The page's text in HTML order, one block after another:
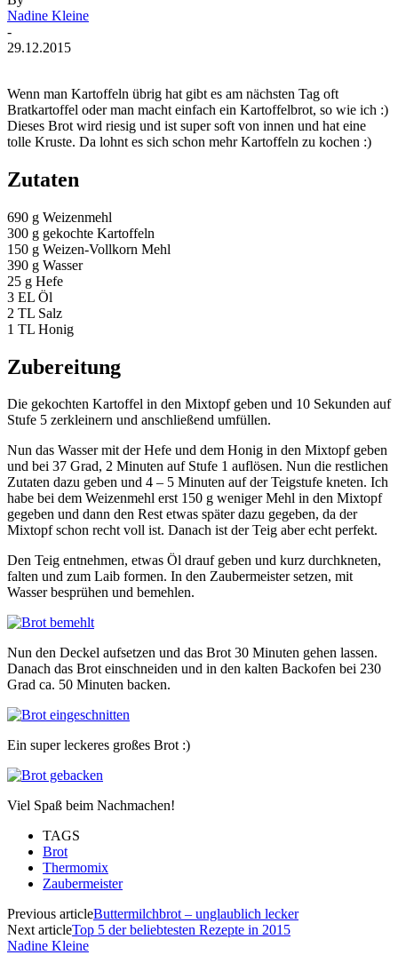
Nadine Kleine
-
29.12.2015
Wenn man Kartoffeln übrig hat gibt es am nächsten Tag oft
Bratkartoffel oder man macht einfach ein Kartoffelbrot, so wie ich :)
Dieses Brot wird riesig und ist super soft von innen und hat eine
tolle Kruste. Da lohnt es sich schon mehr Kartoffeln zu kochen :)
Zutaten
690 g Weizenmehl
300 g gekochte Kartoffeln
150 g Weizen-Vollkorn Mehl
390 g Wasser
25 g Hefe
3 EL Öl
2 TL Salz
1 TL Honig
Zubereitung
Die gekochten Kartoffel in den Mixtopf geben und 10 Sekunden auf
Stufe 5 zerkleinern und anschließend umfüllen.
Nun das Wasser mit der Hefe und dem Honig in den Mixtopf geben
und bei 37 Grad, 2 Minuten auf Stufe 1 auflösen. Nun die restlichen
Zutaten dazu geben und 4 – 5 Minuten auf der Teigstufe kneten. Ich
habe bei dem Weizenmehl erst 150 g weniger Mehl in den Mixtopf
gegeben und dann den Rest etwas später dazu gegeben, da der
Mixtopf schon recht voll ist. Danach ist der Teig aber echt perfekt.
Den Teig entnehmen, etwas Öl drauf geben und kurz durchkneten,
falten und zum Laib formen. In den Zaubermeister setzen, mit
Wasser besprühen und bemehlen.
Nun den Deckel aufsetzen und das Brot 30 Minuten gehen lassen.
Danach das Brot einschneiden und in den kalten Backofen bei 230
Grad ca. 50 Minuten backen.
Ein super leckeres großes Brot :)
Viel Spaß beim Nachmachen!
TAGS
Brot
Thermomix
Zaubermeister
Previous articleButtermilchbrot – unglaublich lecker
Next articleTop 5 der beliebtesten Rezepte in 2015
Nadine Kleine